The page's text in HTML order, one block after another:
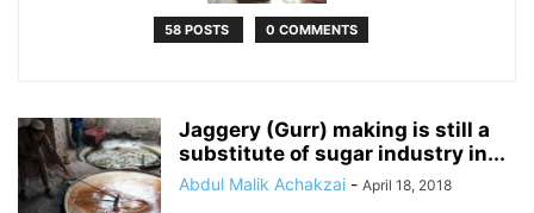
58 POSTS 0 COMMENTS
Jaggery (Gurr) making is still a
substitute of sugar industry in...
Abdul Malik Achakzai - April 18, 2018